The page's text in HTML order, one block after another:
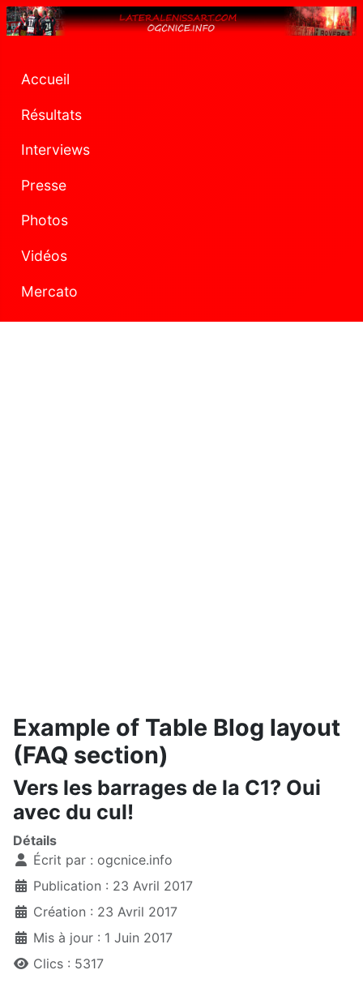
Accueil
Résultats
Interviews
Presse
Photos
Vidéos
Mercato
Example of Table Blog layout
(FAQ section)
Vers les barrages de la C1? Oui
avec du cul!
Détails
Écrit par : ogcnice.info
Publication : 23 Avril 2017
Création : 23 Avril 2017
Mis à jour : 1 Juin 2017
Clics : 5317